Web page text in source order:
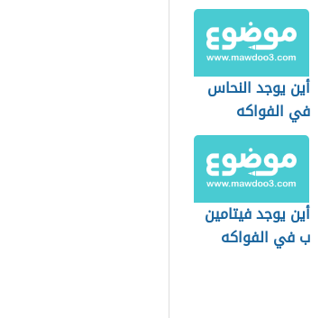
أين يوجد النحاس
في الفواكه
أين يوجد فيتامين
ب في الفواكه